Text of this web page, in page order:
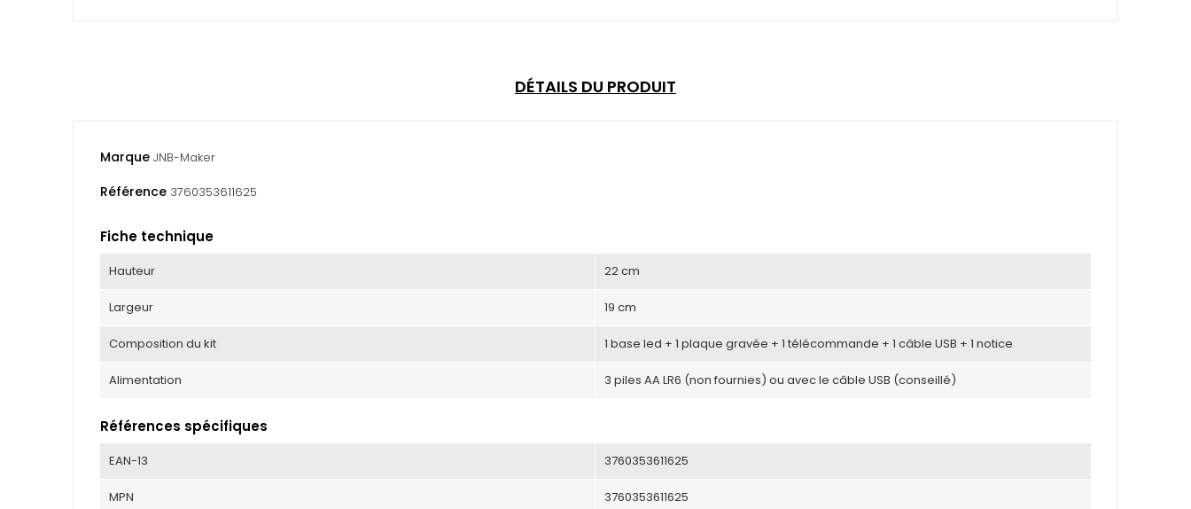
DÉTAILS DU PRODUIT
Marque JNB-Maker
Référence 3760353611625
Fiche technique
Hauteur 22 cm
Largeur 19 cm
Composition du kit 1 base led + 1 plaque gravée + 1 télécommande + 1 câble USB + 1 notice
Alimentation 3 piles AA LR6 (non fournies) ou avec le câble USB (conseillé)
Références spécifiques
EAN-13 3760353611625
MPN 3760353611625